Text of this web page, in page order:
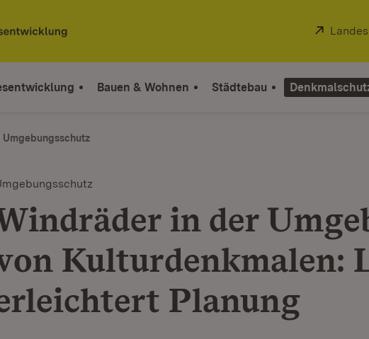
Extern:
Bauen & Wohnen Städtebau
Umgebungsschutz
in der
Kulturdenkmalen:
Planung